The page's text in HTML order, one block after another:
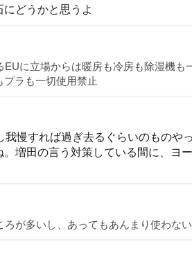
どうかと思うよ
に立場からは暖房も冷房も除湿機
プラも一切使用禁止
慢すれば過ぎ去るぐらいのものや
増田の言う対策している間に、ヨ
が多いし、あってもあんまり使わな